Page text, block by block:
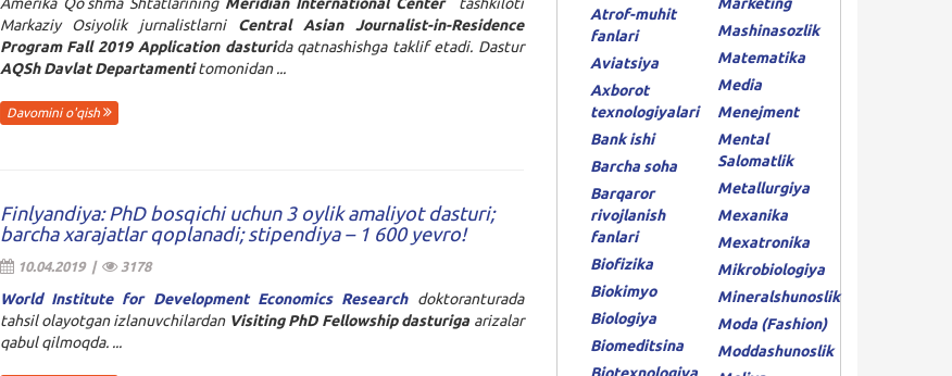
Markaziy Osiyolik jurnalistlarni Central Asian Journalist-in-Residence
Program Fall 2019 Application dasturida qatnashishga taklif etadi. Dastur
AQSh Davlat Departamentitomonidan ...
Davomini o'qish
Finlyandiya: PhD bosqichi uchun 3 oylik amaliyot dasturi;
barcha xarajatlar qoplanadi; stipendiya – 1 600 yevro!
10.04.2019 | 3178
World Institute for Development Economics Researchdoktoranturada
tahsil olayotgan izlanuvchilardan Visiting PhD Fellowship dasturiga arizalar
qabul qilmoqda. ...
Atrof-muhit
fanlari
Aviatsiya
Axborot
texnologiyalari
Bank ishi
Barcha soha
Barqaror
rivojlanish
fanlari
Biofizika
Biokimyo
Biologiya
Biomeditsina
Mashinasozlik
Matematika
Media
Menejment
Mental
Salomatlik
Metallurgiya
Mexanika
Mexatronika
Mikrobiologiya
Mineralshunoslik
Moda (Fashion)
Moddashunoslik